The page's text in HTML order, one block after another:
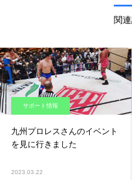
関
サポート情報
九州プロレスさんのイベント
を見に行きました
2023.03.22